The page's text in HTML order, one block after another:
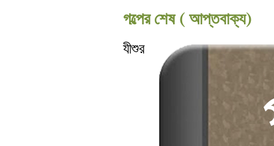
গল্পের শেষ ( আপ্তবাক্য)
যীশুর